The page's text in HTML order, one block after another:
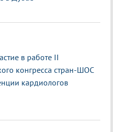
в работе II
конгресса стран-ШОС
кардиологов